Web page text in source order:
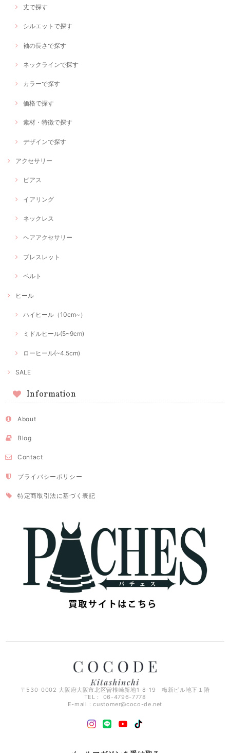
丈で探す
シルエットで探す
袖の長さで探す
ネックラインで探す
カラーで探す
価格で探す
素材・特徴で探す
デザインで探す
アクセサリー
ピアス
イアリング
ネックレス
ヘアアクセサリー
ブレスレット
ベルト
ヒール
ハイヒール（10cm~）
ミドルヒール(5~9cm)
ローヒール(~4.5cm)
SALE
Information
About
Blog
Contact
プライバシーポリシー
特定商取引法に基づく表記
〒530-0002 大阪府大阪市北区曽根崎新地1-8-19 梅新ビル地下１階
TEL： 06-4796-7778
E-mail：customer@coco-de.net